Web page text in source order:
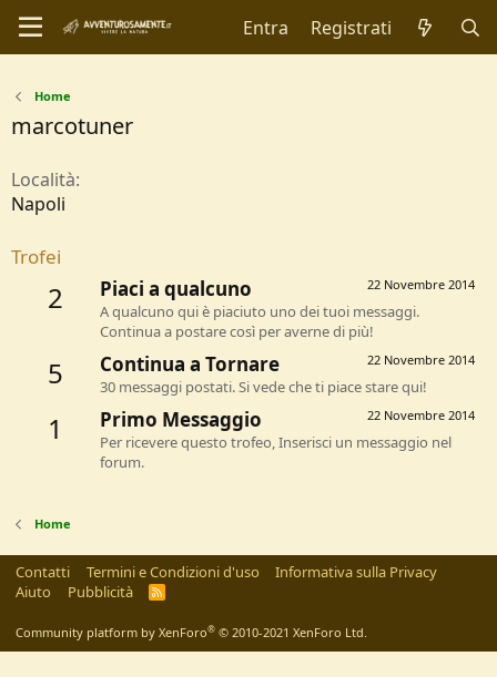
Entra Registrati
Home
marcotuner
Località
Napoli
Trofei
2 22 Novembre 2014
Piaci a qualcuno
A qualcuno qui è piaciuto uno dei tuoi messaggi.
Continua a postare così per averne di più!
5 22 Novembre 2014
Continua a Tornare
30 messaggi postati. Si vede che ti piace stare qui!
1 22 Novembre 2014
Primo Messaggio
Per ricevere questo trofeo, Inserisci un messaggio nel
forum.
Home
Contatti Termini e Condizioni d'uso
Informativa sulla Privacy
Aiuto
Pubblicità
R
Community platform by XenForo® © 2010-2021 XenForo Ltd.